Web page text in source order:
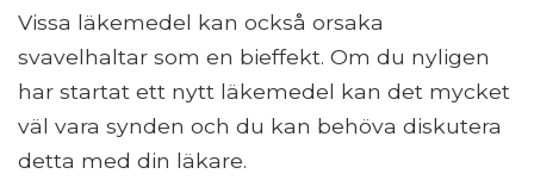
Vissa läkemedel kan också orsaka
svavelhaltar som en bieffekt. Om du nyligen
har startat ett nytt läkemedel kan det mycket
väl vara synden och du kan behöva diskutera
detta med din läkare.